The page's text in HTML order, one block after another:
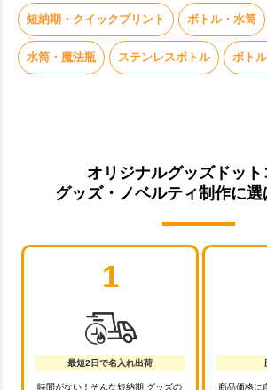
短納期・クイックプリント ボトル・水筒
水筒・魔法瓶 ステンレスボトル ボト
オリジナルグッズドット
グッズ・ノベルティ制作に選
1
最短2日で名入れ出荷
時間がない！そんな短納期 グッズの
商品価格に